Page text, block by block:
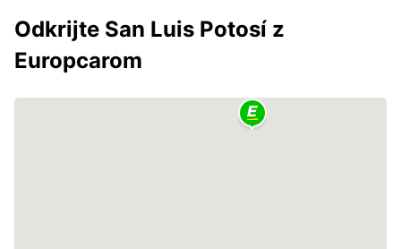
Odkrijte San Luis Potosí z
Europcarom